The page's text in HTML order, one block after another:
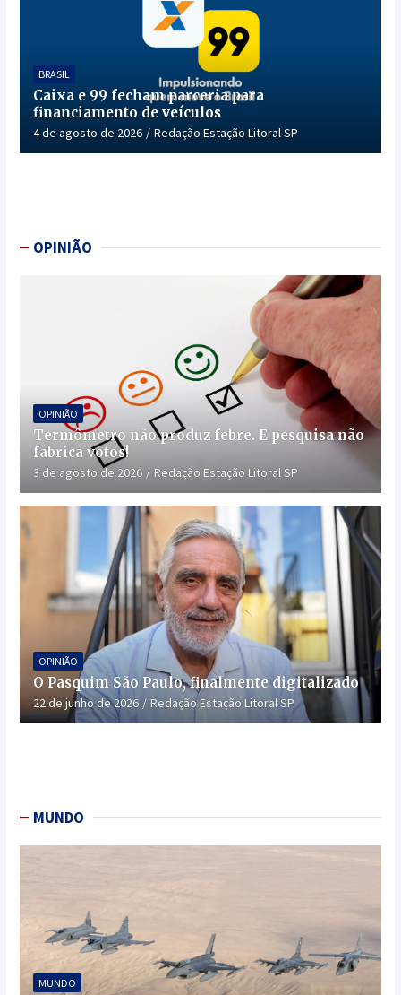
BRASIL
Caixa e 99 fecham parceria para
financiamento de veículos
4 de agosto de 2026 Redação Estação Litoral SP
OPINIÃO
OPINIÃO
Termômetro não produz febre. E pesquisa não
fabrica votos!
3 de agosto de 2026 Redação Estação Litoral SP
OPINIÃO
O Pasquim São Paulo, finalmente digitalizado
22 de junho de 2026 Redação Estação Litoral SP
MUNDO
MUNDO